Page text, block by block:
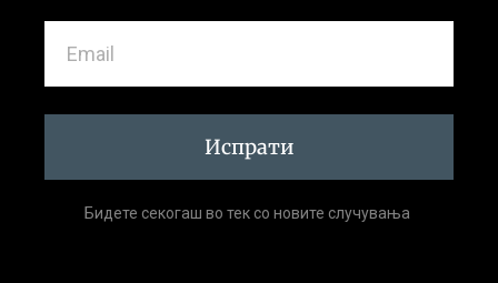
Испрати
Бидете секогаш во тек со новите случувања